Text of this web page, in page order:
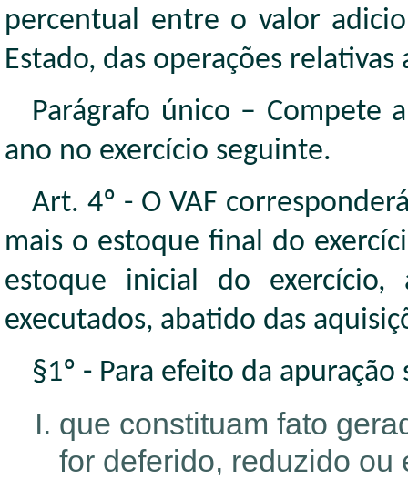
percentual entre o valor
Estado, das operações relativas
Parágrafo único – Compete
ano no exercício seguinte.
Art. 4º - O VAF
mais o estoque final do
estoque inicial do exercício,
executados, abatido das
§1º - Para efeito da
que constituam fato
for deferido, reduzido